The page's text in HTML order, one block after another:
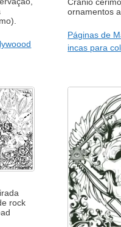
ornamentos
Páginas de
incas para
rock